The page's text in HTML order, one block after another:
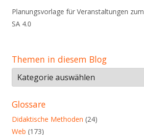
Planungsvorlage für Veranstaltungen zum
SA 4.0
Themen in diesem Blog
Themen
in
diesem
Blog
Glossare
Didaktische Methoden (24)
Web (173)